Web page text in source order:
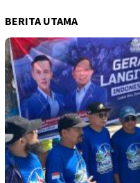
BERITA UTAMA